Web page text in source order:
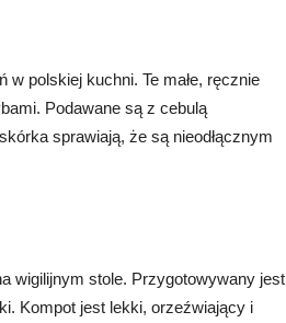
polskiej kuchni. Te małe, ręcznie
Podawane są z cebulą
sprawiają, że są nieodłącznym
wigilijnym stole. Przygotowywany jest
Kompot jest lekki, orzeźwiający i